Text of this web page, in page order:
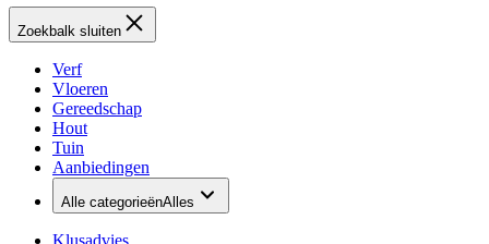
Zoekbalk sluiten
Verf
Vloeren
Gereedschap
Hout
Tuin
Aanbiedingen
Alle categorieënAlles
Klusadvies